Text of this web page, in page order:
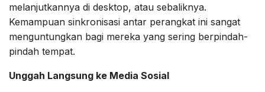
melanjutkannya di desktop, atau sebaliknya.
Kemampuan sinkronisasi antar perangkat ini sangat
menguntungkan bagi mereka yang sering berpindah-
pindah tempat.
Unggah Langsung ke Media Sosial